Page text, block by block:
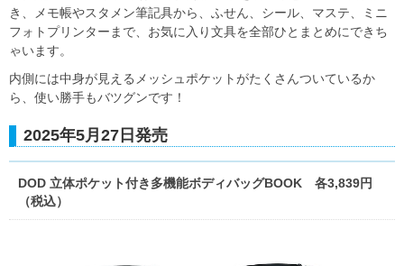
き、メモ帳やスタメン筆記具から、ふせん、シール、マステ、ミニ
フォトプリンターまで、お気に入り文具を全部ひとまとめにできち
ゃいます。
内側には中身が見えるメッシュポケットがたくさんついているか
ら、使い勝手もバツグンです！
2025年5月27日発売
DOD 立体ポケット付き多機能ボディバッグBOOK 各3,839円
（税込）